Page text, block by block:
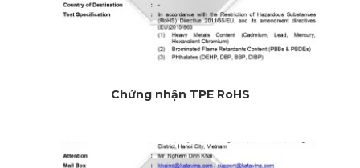
Chứng nhận TPE RoHS